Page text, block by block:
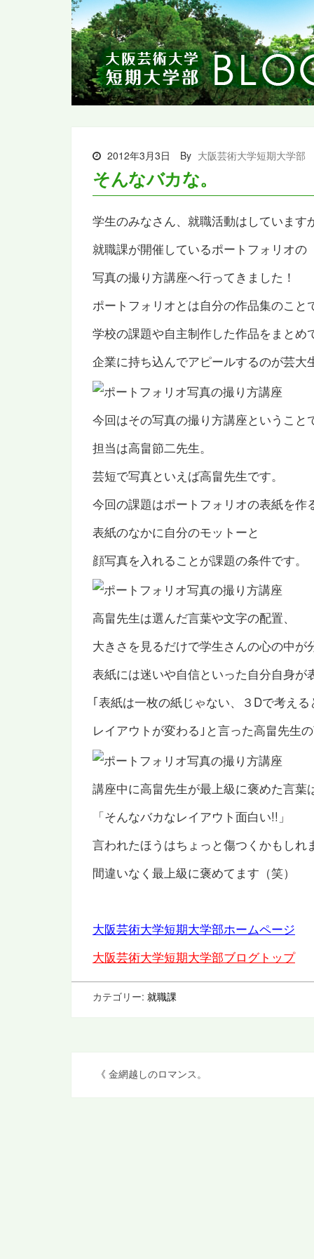
2012年3月3日 By 大阪芸術大学短期大学部
そんなバカな。
学生のみなさん、就職活動はしています
就職課が開催しているポートフォリオの
写真の撮り方講座へ行ってきました！
ポートフォリオとは自分の作品集のことで
学校の課題や自主制作した作品をまとめ
企業に持ち込んでアピールするのが芸大
今回はその写真の撮り方講座ということで
担当は高畠節二先生。
芸短で写真といえば高畠先生です。
今回の課題はポートフォリオの表紙を作
表紙のなかに自分のモットーと
顔写真を入れることが課題の条件です。
高畠先生は選んだ言葉や文字の配置、
大きさを見るだけで学生さんの心の中が
表紙には迷いや自信といった自分自身が
｢表紙は一枚の紙じゃない、３Dで考える
レイアウトが変わる｣と言った高畠先生
講座中に高畠先生が最上級に褒めた言葉
「そんなバカなレイアウト面白い!!」
言われたほうはちょっと傷つくかもしれ
間違いなく最上級に褒めてます（笑）
大阪芸術大学短期大学部ホームページ
大阪芸術大学短期大学部ブログトップ
カテゴリー: 就職課
《 金網越しのロマンス。